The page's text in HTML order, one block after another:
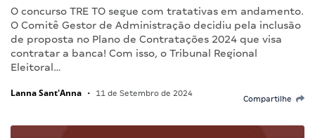
O concurso TRE TO segue com tratativas em andamento.
O Comitê Gestor de Administração decidiu pela inclusão
de proposta no Plano de Contratações 2024 que visa
contratar a banca! Com isso, o Tribunal Regional
Eleitoral…
Lanna Sant'Anna • 11 de Setembro de 2024
Compartilhe